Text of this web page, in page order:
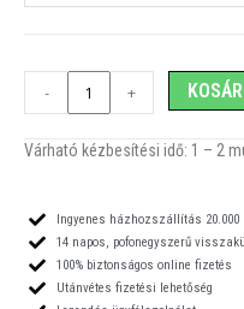
- +
Várható kézbesítési idő: 1 – 2
Ingyenes házhozszállítás 20.000
14 napos, pofonegyszerű
100% biztonságos online fizetés
Utánvétes fizetési lehetőség